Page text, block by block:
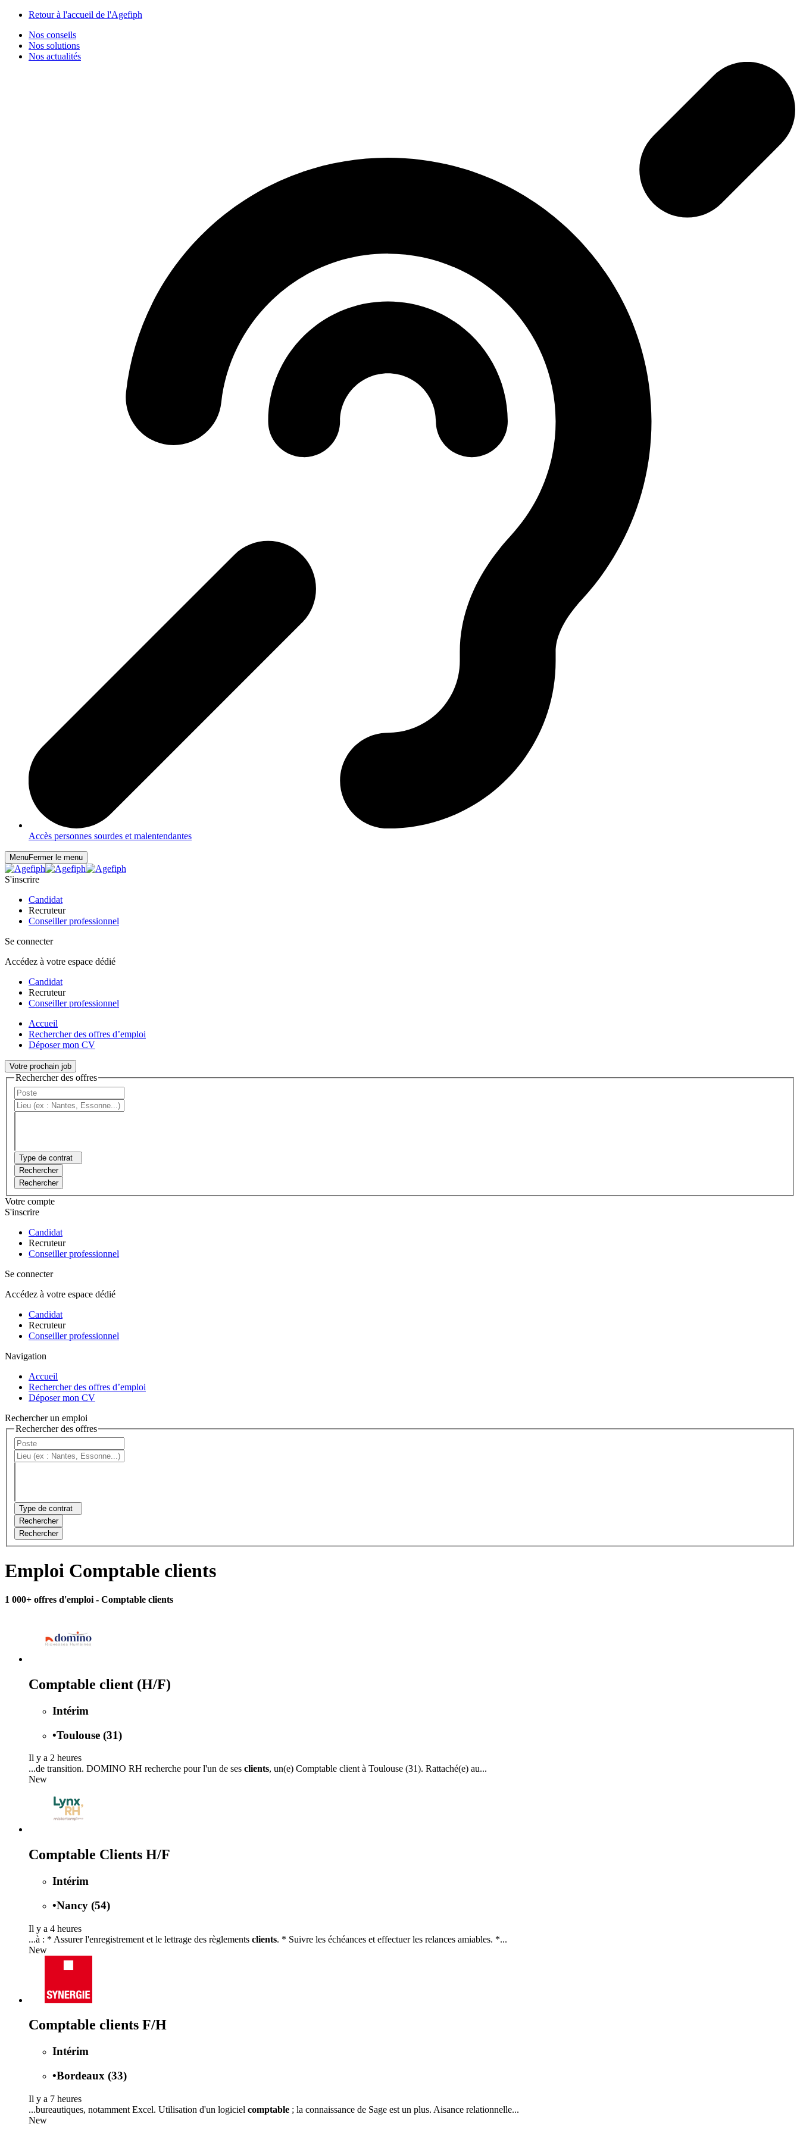
Retour à l'accueil de l'Agefiph
Nos conseils
Nos solutions
Nos actualités
Accès personnes sourdes et malentendantes
MenuFermer le menu
S'inscrire
Candidat
Recruteur
Conseiller professionnel
Se connecter
Accédez à votre espace dédié
Candidat
Recruteur
Conseiller professionnel
Accueil
Rechercher des offres d’emploi
Déposer mon CV
Votre prochain job
Rechercher des offres
Type de contrat
Rechercher
Rechercher
Votre compte
S'inscrire
Candidat
Recruteur
Conseiller professionnel
Se connecter
Accédez à votre espace dédié
Candidat
Recruteur
Conseiller professionnel
Navigation
Accueil
Rechercher des offres d’emploi
Déposer mon CV
Rechercher un emploi
Rechercher des offres
Type de contrat
Rechercher
Rechercher
Emploi Comptable clients
1 000+ offres d'emploi - Comptable clients
Comptable client (H/F)
Intérim
•Toulouse (31)
Il y a 2 heures
...de transition. DOMINO RH recherche pour l'un de ses clients, un(e) Comptable client à Toulouse (31). Rattaché(e) au...
New
Comptable Clients H/F
Intérim
•Nancy (54)
Il y a 4 heures
...à : * Assurer l'enregistrement et le lettrage des règlements clients. * Suivre les échéances et effectuer les relances amiables. *...
New
Comptable clients F/H
Intérim
•Bordeaux (33)
Il y a 7 heures
...bureautiques, notamment Excel. Utilisation d'un logiciel comptable ; la connaissance de Sage est un plus. Aisance relationnelle...
New